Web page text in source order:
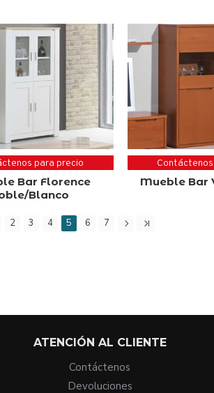
para precio
Bar Florence
Blanco
Mueble Bar
2 3 4 5 6 7
ATENCIÓN AL CLIENTE
Contáctenos
Devoluciones